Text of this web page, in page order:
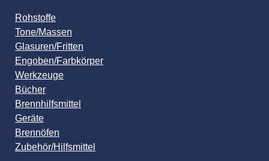
Rohstoffe
Tone/Massen
Glasuren/Fritten
Engoben/Farbkörper
Werkzeuge
Bücher
Brennhilfsmittel
Geräte
Brennöfen
Zubehör/Hilfsmittel